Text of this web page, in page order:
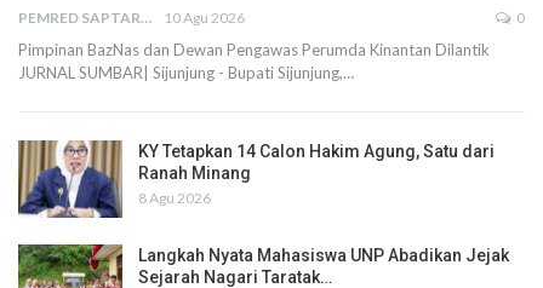
PEMRED SAPTARIUS 10 Agu 2026 0
Pimpinan BazNas dan Dewan Pengawas Perumda Kinantan Dilantik
JURNAL SUMBAR| Sijunjung - Bupati Sijunjung,…
KY Tetapkan 14 Calon Hakim Agung, Satu dari
Ranah Minang
8 Agu 2026
Langkah Nyata Mahasiswa UNP Abadikan Jejak
Sejarah Nagari Taratak…